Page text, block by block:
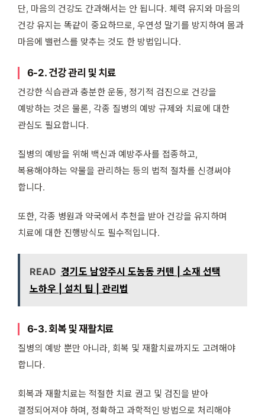
단, 마음의 건강도 간과해서는 안 됩니다. 체력 유지와 마음의
건강 유지는 똑같이 중요하므로, 우연성 말기를 방지하여 몸과
마음에 밸런스를 맞추는 것도 한 방법입니다.
6-2. 건강 관리 및 치료
건강한 식습관과 충분한 운동, 정기적 검진으로 건강을
예방하는 것은 물론, 각종 질병의 예방 규제와 치료에 대한
관심도 필요합니다.
질병의 예방을 위해 백신과 예방주사를 접종하고,
복용해야하는 약물을 관리하는 등의 법적 절차를 신경써야
합니다.
또한, 각종 병원과 약국에서 추천을 받아 건강을 유지하며
치료에 대한 진행방식도 필수적입니다.
READ 경기도 남양주시 도농동 커텐 | 소재 선택
노하우 | 설치 팁 | 관리법
6-3. 회복 및 재활치료
질병의 예방 뿐만 아니라, 회복 및 재활치료까지도 고려해야
합니다.
회복과 재활치료는 적절한 치료 권고 및 검진을 받아
결정되어져야 하며, 정확하고 과학적인 방법으로 처리해야